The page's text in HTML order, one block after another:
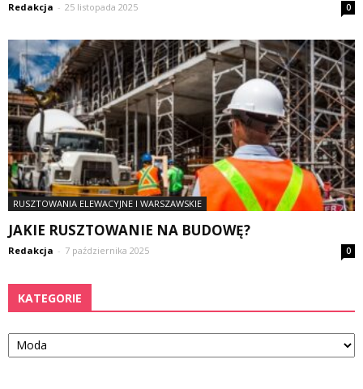
Redakcja - 25 listopada 2025 0
RUSZTOWANIA ELEWACYJNE I WARSZAWSKIE
JAKIE RUSZTOWANIE NA BUDOWĘ?
Redakcja - 7 października 2025 0
KATEGORIE
Kategorie